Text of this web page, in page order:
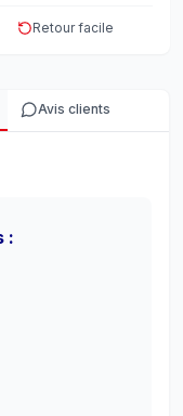
Retour facile
Avis clients
: